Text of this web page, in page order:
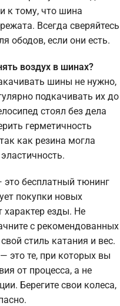
к тому, что шина
Всегда сверяйтесь
ободов, если они есть.
воздух в шинах?
шины не нужно,
подкачивать их до
стоял без дела
герметичность
как резина могла
бесплатный тюнинг
покупки новых
характер езды. Не
с рекомендованных
стиль катания и вес.
это те, при которых вы
от процесса, а не
Берегите свои колеса,